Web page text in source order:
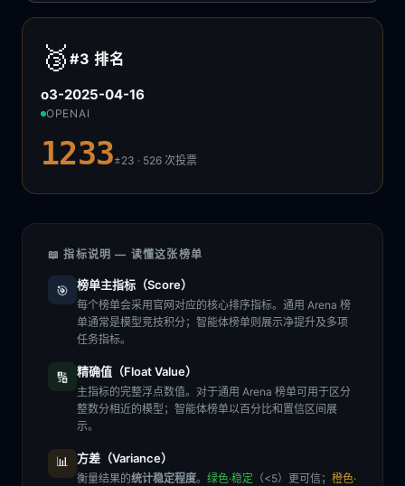
🥉 #3排名
o3-2025-04-16
OPENAI
1233±23 · 526次投票
📖 指标说明 — 读懂这张榜单
🎯 榜单主指标（Score）
每个榜单会采用官网对应的核心排序指标。通用 Arena 榜
单通常是模型竞技积分；智能体榜单则展示净提升及多项
任务指标。
🔢 精确值（Float Value）
主指标的完整浮点数值。对于通用 Arena 榜单可用于区分
整数分相近的模型；智能体榜单以百分比和置信区间展
示。
📊 方差（Variance）
衡量结果的统计稳定程度。 绿色·稳定 （<5）更可信； 橙色·